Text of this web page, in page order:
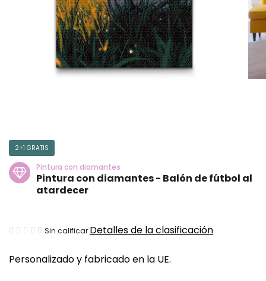
Personalizado y fabricado en la UE.
2+1 GRATIS
Pintura con diamantes
Pintura con diamantes - Balón de fútbol al
atardecer
La
media
Sin calificar Detalles de la clasificación